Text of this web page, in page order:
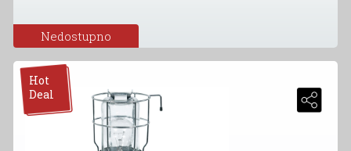
Nedostupno
Hot
Deal